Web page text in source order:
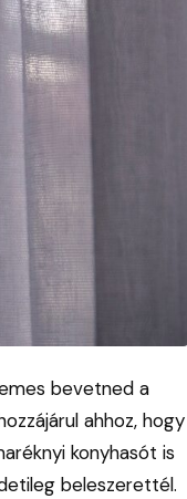
bevetned a
ahhoz, hogy
konyhasót is
beleszerettél.